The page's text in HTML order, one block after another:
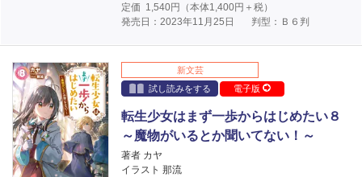
定価 1,540円（本体1,400円＋税）
発売日：2023年11月25日
判型：Ｂ６判
新文芸
試し読みをする
電子版
転生少女はまず一歩からはじめたい８
～魔物がいるとか聞いてない！～
著者 カヤ
イラスト 那流